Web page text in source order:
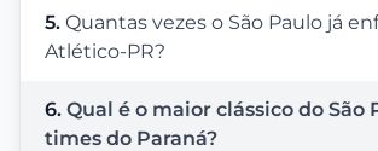
5. Quantas vezes o São Paulo já
Atlético-PR?
6. Qual é o maior clássico do São
times do Paraná?